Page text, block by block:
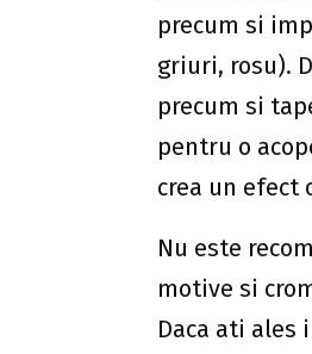
precum si
griuri, rosu).
precum si
pentru o
crea un efect
Nu este
motive si
Daca ati ales